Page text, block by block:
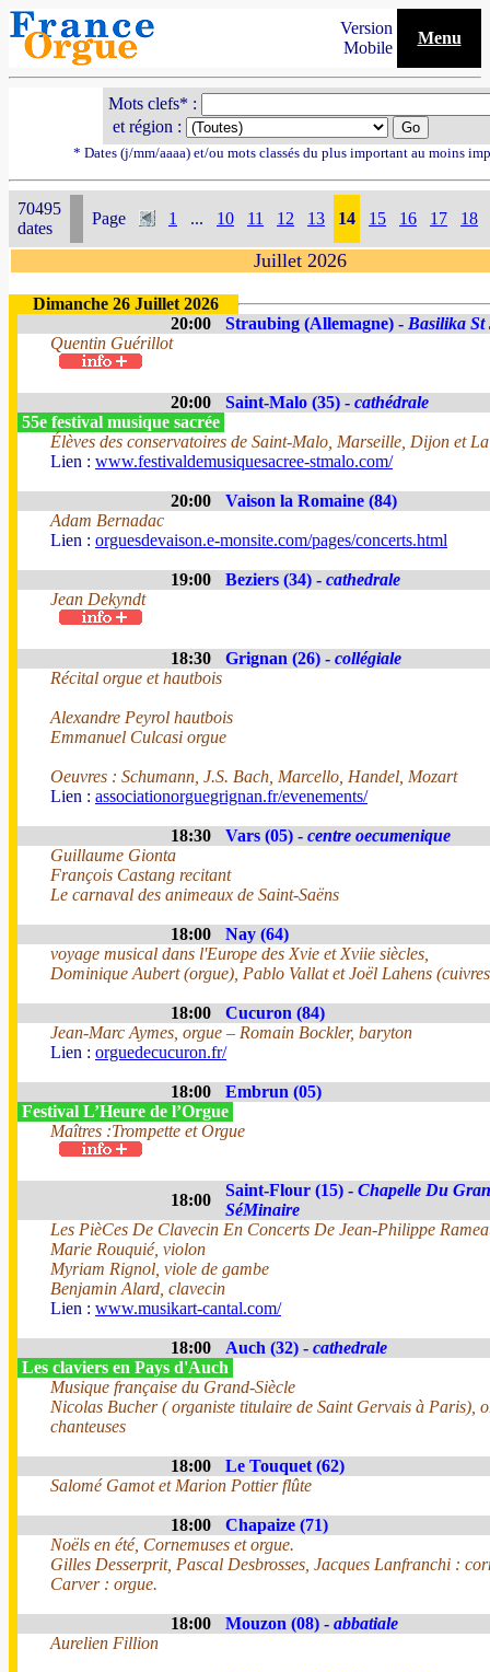
Version
Mobile
Menu
Mots clefs* :
et région :
* Dates (j/mm/aaaa) et/ou mots classés du plus important au moins
70495
dates
Page 1 ... 10 11 12 13 14 15 16 17 18
Juillet 2026
Dimanche 26 Juillet 2026
20:00
Straubing (Allemagne) - Basilika St
Quentin Guérillot
20:00 Saint-Malo (35) - cathédrale
55e festival musique sacrée
Élèves des conservatoires de Saint-Malo, Marseille, Dijon et
Lien : www.festivaldemusiquesacree-stmalo.com/
20:00
Vaison la Romaine (84)
Adam Bernadac
Lien : orguesdevaison.e-monsite.com/pages/concerts.html
19:00 Beziers (34) - cathedrale
Jean Dekyndt
18:30 Grignan (26) - collégiale
Récital orgue et hautbois
Alexandre Peyrol hautbois
Emmanuel Culcasi orgue
Oeuvres : Schumann, J.S. Bach, Marcello, Handel, Mozart
Lien : associationorguegrignan.fr/evenements/
18:30 Vars (05) - centre oecumenique
Guillaume Gionta
François Castang recitant
Le carnaval des animeaux de Saint-Saëns
18:00
Nay (64)
voyage musical dans l'Europe des Xvie et Xviie siècles,
Dominique Aubert (orgue), Pablo Vallat et Joël Lahens
18:00
Cucuron (84)
Jean-Marc Aymes, orgue – Romain Bockler, baryton
Lien : orguedecucuron.fr/
18:00
Embrun (05)
Festival L’Heure de l’Orgue
Maîtres :Trompette et Orgue
18:00
Saint-Flour (15) - Chapelle Du
SéMinaire
Les PièCes De Clavecin En Concerts De Jean-Philippe
Marie Rouquié, violon
Myriam Rignol, viole de gambe
Benjamin Alard, clavecin
Lien : www.musikart-cantal.com/
18:00 Auch (32) - cathedrale
Les claviers en Pays d'Auch
Musique française du Grand-Siècle
Nicolas Bucher ( organiste titulaire de Saint Gervais à Paris),
chanteuses
18:00
Le Touquet (62)
Salomé Gamot et Marion Pottier flûte
18:00
Chapaize (71)
Noëls en été, Cornemuses et orgue.
Gilles Desserprit, Pascal Desbrosses, Jacques Lanfranchi :
Carver : orgue.
18:00 Mouzon (08) - abbatiale
Aurelien Fillion